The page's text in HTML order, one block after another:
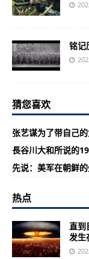
铭记
猜您喜欢
张艺谋为了带自己
長谷川大和所说的
先说：美军在朝鲜
热点
直到
发生